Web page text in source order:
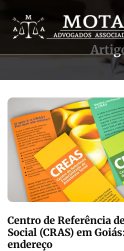
Centro de Referência
Social (CRAS) em
endereço